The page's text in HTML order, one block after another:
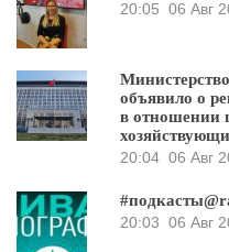
20:05 06 Авг
объявило о
в отношении
20:04 06 Авг
20:03 06 Авг